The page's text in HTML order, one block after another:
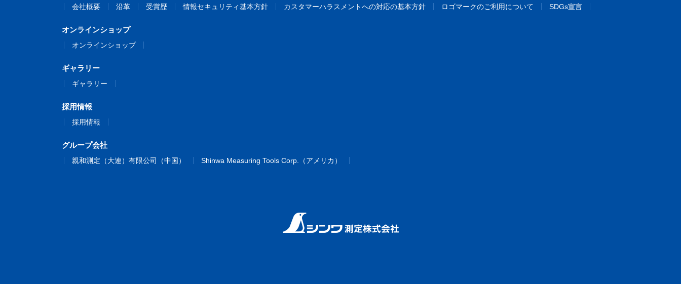
会社概要 沿革 受賞歴 情報セキュリティ基本方針 カスタマーハラスメントへの対応の基本方針 ロゴマークのご利用について SDGs宣言
オンラインショップ
オンラインショップ
ギャラリー
ギャラリー
採用情報
採用情報
グループ会社
親和測定（大連）有限公司（中国） Shinwa Measuring Tools Corp.（アメリカ）